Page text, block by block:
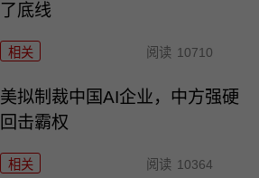
了底线
相关 阅读 10710
美拟制裁中国AI企业，中方强硬
回击霸权
相关 阅读 10364